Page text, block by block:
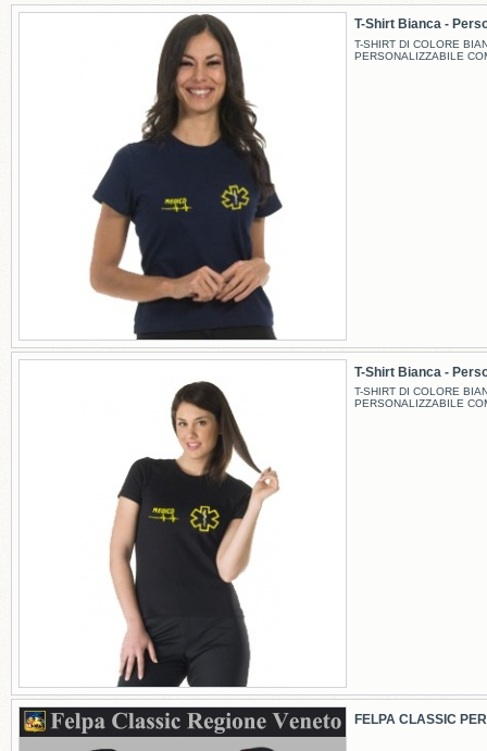
T-Shirt Bianca -
T-SHIRT DI COLORE
PERSONALIZZABILE
T-Shirt Bianca -
T-SHIRT DI COLORE
PERSONALIZZABILE
FELPA CLASSIC